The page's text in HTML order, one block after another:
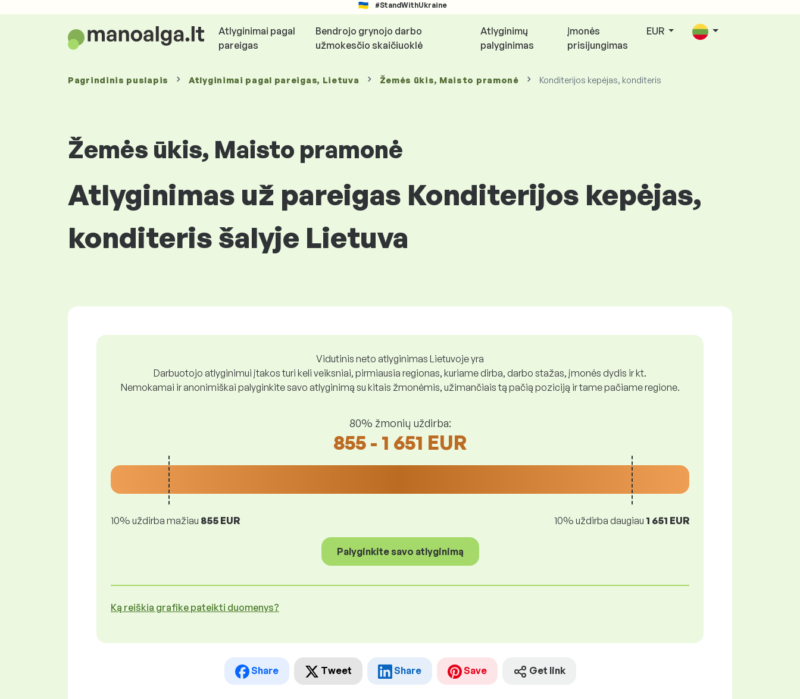
#StandWithUkraine
Atlyginimai pagal
pareigas
Bendrojo grynojo darbo
užmokesčio skaičiuoklė
Atlyginimų
palyginimas
Įmonės
prisijungimas
EUR
Pagrindinis puslapis Atlyginimai pagal pareigas, Lietuva Žemės ūkis, Maisto pramonė Konditerijos kepėjas, konditeris
Žemės ūkis, Maisto pramonė
Atlyginimas už pareigas Konditerijos kepėjas,
konditeris šalyje Lietuva
Vidutinis neto atlyginimas Lietuvoje yra
Darbuotojo atlyginimui įtakos turi keli veiksniai, pirmiausia regionas, kuriame dirba, darbo stažas, įmonės dydis ir kt.
Nemokamai ir anonimiškai palyginkite savo atlyginimą su kitais žmonėmis, užimančiais tą pačią poziciją ir tame pačiame regione.
80% žmonių uždirba:
855 - 1 651 EUR
10% uždirba mažiau 855 EUR 10% uždirba daugiau 1 651 EUR
Palyginkite savo atlyginimą
Ką reiškia grafike pateikti duomenys?
Share Tweet Share Save Get link